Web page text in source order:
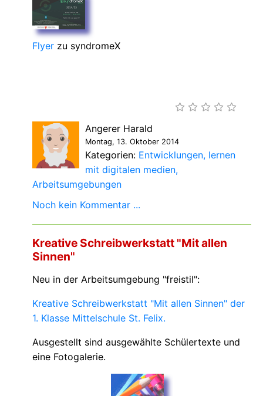
Flyer zu syndromeX
Angerer Harald
Montag, 13. Oktober 2014
Kategorien: Entwicklungen lernen
mit digitalen medien
Arbeitsumgebungen
Noch kein Kommentar ...
Kreative Schreibwerkstatt "Mit allen
Sinnen"
Neu in der Arbeitsumgebung "freistil":
Kreative Schreibwerkstatt "Mit allen Sinnen" der
1. Klasse Mittelschule St. Felix.
Ausgestellt sind ausgewählte Schülertexte und
eine Fotogalerie.